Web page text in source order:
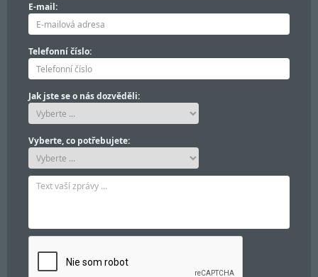
E-mail:
Telefonní číslo:
Jak jste se o nás dozvěděli:
Vyberte, co potřebujete: